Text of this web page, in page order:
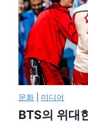
문화 미디어
BTS의 위대